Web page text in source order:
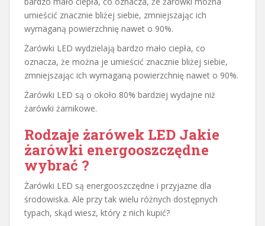
umieścić znacznie bliżej siebie, zmniejszając ich
wymaganą powierzchnię nawet o 90%.
Żarówki LED wydzielają bardzo mało ciepła, co
oznacza, że można je umieścić znacznie bliżej siebie,
zmniejszając ich wymaganą powierzchnię nawet o 90%.
Żarówki LED są o około 80% bardziej wydajne niż
żarówki żarnikowe.
Rodzaje żarówek LED Jakie
żarówki energooszczędne
wybrać ?
Żarówki LED są energooszczędne i przyjazne dla
środowiska. Ale przy tak wielu różnych dostępnych
typach, skąd wiesz, który z nich kupić?